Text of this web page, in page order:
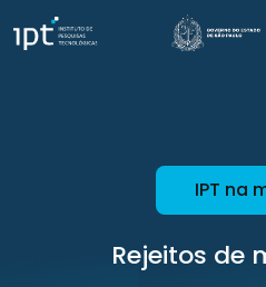
IPT na
Rejeitos de